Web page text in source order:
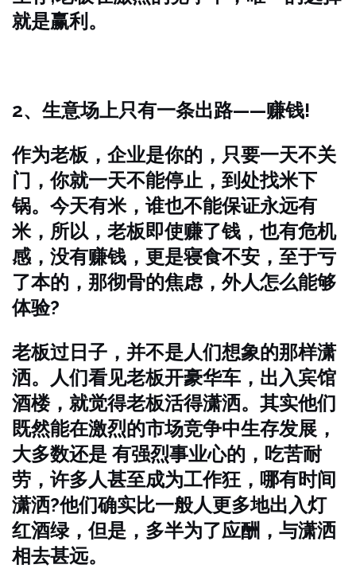
就是赢利。
2、生意场上只有一条出路——赚钱!
作为老板，企业是你的，只要一天不关
门，你就一天不能停止，到处找米下
锅。今天有米，谁也不能保证永远有
米，所以，老板即使赚了钱，也有危机
感，没有赚钱，更是寝食不安，至于亏
了本的，那彻骨的焦虑，外人怎么能够
体验?
老板过日子，并不是人们想象的那样潇
洒。人们看见老板开豪华车，出入宾馆
酒楼，就觉得老板活得潇洒。其实他们
既然能在激烈的市场竞争中生存发展，
大多数还是 有强烈事业心的，吃苦耐
劳，许多人甚至成为工作狂，哪有时间
潇洒?他们确实比一般人更多地出入灯
红酒绿，但是，多半为了应酬，与潇洒
相去甚远。